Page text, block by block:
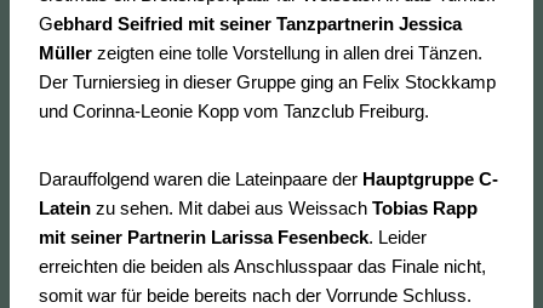
Gebhard Seifried mit seiner Tanzpartnerin Jessica
Müller zeigten eine tolle Vorstellung in allen drei Tänzen.
Der Turniersieg in dieser Gruppe ging an Felix Stockkamp
und Corinna-Leonie Kopp vom Tanzclub Freiburg.
Darauffolgend waren die Lateinpaare der Hauptgruppe C-
Latein zu sehen. Mit dabei aus Weissach Tobias Rapp
mit seiner Partnerin Larissa Fesenbeck. Leider
erreichten die beiden als Anschlusspaar das Finale nicht,
somit war für beide bereits nach der Vorrunde Schluss.